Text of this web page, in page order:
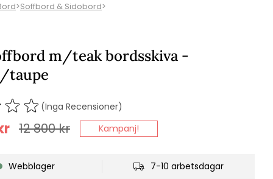
>Soffbord & Sidobord>
m/teak bordsskiva -
taupe
(Inga Recensioner)
12 800kr Kampanj!
Webblager 7-10 arbetsdagar